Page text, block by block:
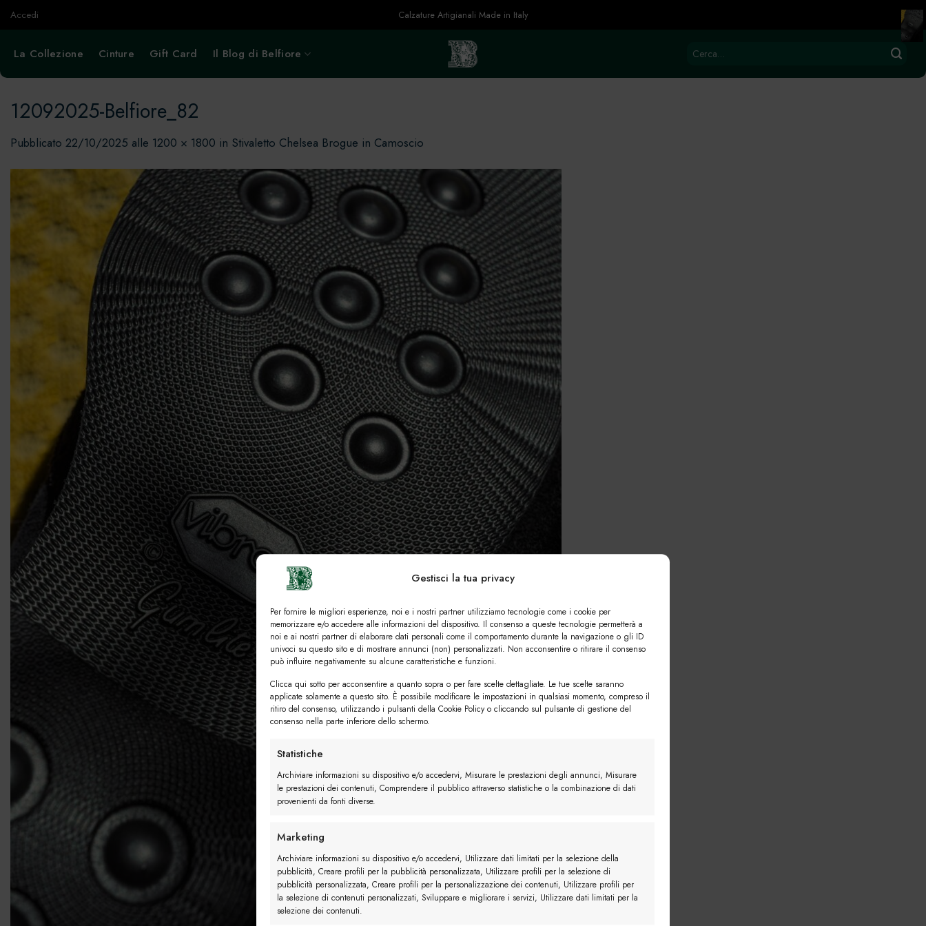
Gestisci la tua privacy
Per fornire le migliori esperienze, noi e i nostri partner utilizziamo tecnologie come i cookie per
memorizzare e/o accedere alle informazioni del dispositivo. Il consenso a queste tecnologie permetterà a
noi e ai nostri partner di elaborare dati personali come il comportamento durante la navigazione o gli ID
univoci su questo sito e di mostrare annunci (non) personalizzati. Non acconsentire o ritirare il consenso
può influire negativamente su alcune caratteristiche e funzioni.
Clicca qui sotto per acconsentire a quanto sopra o per fare scelte dettagliate. Le tue scelte saranno
applicate solamente a questo sito. È possibile modificare le impostazioni in qualsiasi momento, compreso il
ritiro del consenso, utilizzando i pulsanti della Cookie Policy o cliccando sul pulsante di gestione del
consenso nella parte inferiore dello schermo.
Statistiche
Archiviare informazioni su dispositivo e/o accedervi, Misurare le prestazioni degli annunci, Misurare
le prestazioni dei contenuti, Comprendere il pubblico attraverso statistiche o la combinazione di dati
provenienti da fonti diverse.
Marketing
Archiviare informazioni su dispositivo e/o accedervi, Utilizzare dati limitati per la selezione della
pubblicità, Creare profili per la pubblicità personalizzata, Utilizzare profili per la selezione di
pubblicità personalizzata, Creare profili per la personalizzazione dei contenuti, Utilizzare profili per
la selezione di contenuti personalizzati, Sviluppare e migliorare i servizi, Utilizzare dati limitati per la
selezione dei contenuti.
SaltaAccedi Calzature Artigianali Made in Italy
La Collezione Cinture Gift Card Il Blog di Belfiore Cerca:
12092025-Belfiore_82
Pubblicato 22/10/2025 alle 1200 × 1800 in Stivaletto Chelsea Brogue in Camoscio